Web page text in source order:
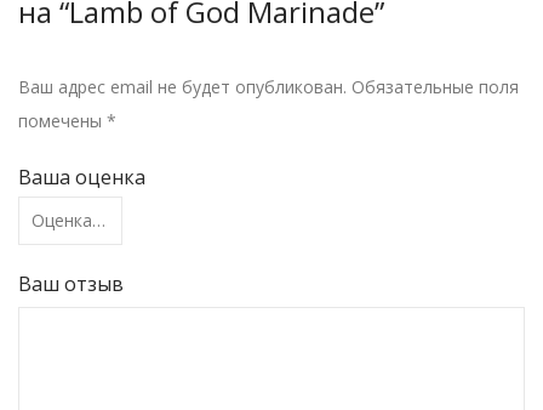
на “Lamb of God Marinade”
Ваш адрес email не будет опубликован. Обязательные поля
помечены *
Ваша оценка
Ваш отзыв